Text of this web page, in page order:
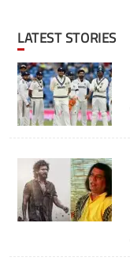
LATEST STORIES